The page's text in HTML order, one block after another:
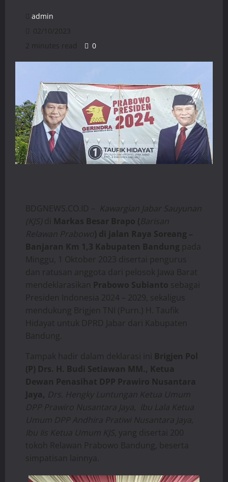
admin
02/10/2023
2 minutes read
0
BDGNEWS.CO.ID – Kawargian Jabar Sauyunan
(KJS) di Markas Besar Brapo (Barisan
Relawan Prabowo) di jalan Raya Soreang –
Banjaran Km 1,3 Kabupaten Bandung pada
Minggu, 1 Oktober 2023 disertai pengurus
dan ratusan anggota dari pelosok Jawa Barat
mendeklarasikan Prabowo Subianto sebagai
Presiden Indonesia 2024 – 2029, sekaligus
mendukung Brigjen TNI (Purn.) H. Taufik
Hidayat untuk DPRD Jabar dari Kabupaten
Bandung.
Tampak hadir dalam deklarasi ini Brigjen Pol
(P) Drs. H. Budi Setiawan MM., Ketua
Dewan Penasihat DPP Prawiro Nusantara
Jaya, Drs. Hengky Luntungan Ketua Umum
DPP Prawiro Nusantara Jaya
Ibu Lala Ketua
Umum DPP Andhira Pratiwi Nusantara Jaya
Ibu Iis Ketua Umum KJS, yang disertai 200
tokoh Relawan Prabowo Bandung, beserta
simpatisan lainnya.